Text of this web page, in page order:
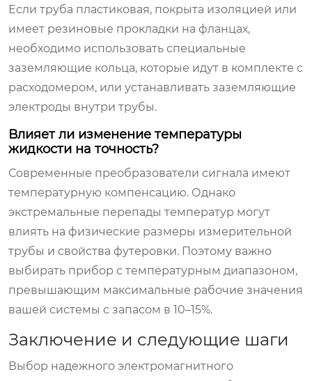
Если труба пластиковая, покрыта изоляцией или
имеет резиновые прокладки на фланцах,
необходимо использовать специальные
заземляющие кольца, которые идут в комплекте с
расходомером, или устанавливать заземляющие
электроды внутри трубы.
Влияет ли изменение температуры
жидкости на точность?
Современные преобразователи сигнала имеют
температурную компенсацию. Однако
экстремальные перепады температур могут
влиять на физические размеры измерительной
трубы и свойства футеровки. Поэтому важно
выбирать прибор с температурным диапазоном,
превышающим максимальные рабочие значения
вашей системы с запасом в 10–15%.
Заключение и следующие шаги
Выбор надежного электромагнитного